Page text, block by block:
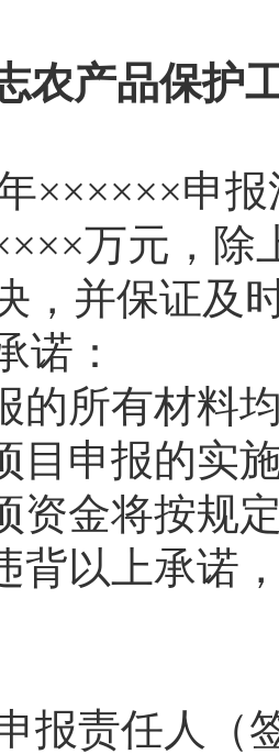
农产品保护
××××××申报
万元，除
，并保证及
诺：
的所有材料
目申报的实
资金将按规
背以上承诺
报责任人（